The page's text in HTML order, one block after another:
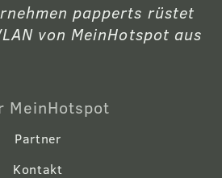
papperts rüstet
von MeinHotspot aus
MeinHotspot
Partner
Kontakt